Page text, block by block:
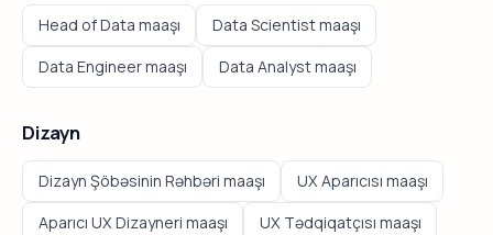
Head of Data maaşı Data Scientist maaşı
Data Engineer maaşı Data Analyst maaşı
Dizayn
Dizayn Şöbəsinin Rəhbəri maaşı UX Aparıcısı maaşı
Aparıcı UX Dizayneri maaşı UX Tədqiqatçısı maaşı